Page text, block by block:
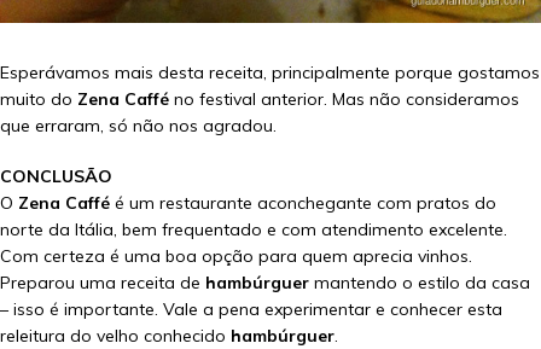
Esperávamos mais desta receita, principalmente porque gostamos
muito do Zena Caffé no festival anterior. Mas não consideramos
que erraram, só não nos agradou.
CONCLUSÃO
O Zena Caffé é um restaurante aconchegante com pratos do
norte da Itália, bem frequentado e com atendimento excelente.
Com certeza é uma boa opção para quem aprecia vinhos.
Preparou uma receita de hambúrguer mantendo o estilo da casa
– isso é importante. Vale a pena experimentar e conhecer esta
releitura do velho conhecido hambúrguer.